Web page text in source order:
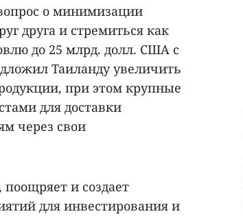
о минимизации
друга и стремиться как
до 25 млрд. долл. США с
Таиланду увеличить
при этом крупные
для доставки
через свои
и создает
для инвестирования и